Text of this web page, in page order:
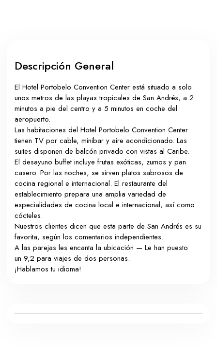
WhatsApp Llamar
Descripción General
El Hotel Portobelo Convention Center está situado a solo
unos metros de las playas tropicales de San Andrés, a 2
minutos a pie del centro y a 5 minutos en coche del
aeropuerto.
Las habitaciones del Hotel Portobelo Convention Center
tienen TV por cable, minibar y aire acondicionado. Las
suites disponen de balcón privado con vistas al Caribe.
El desayuno buffet incluye frutas exóticas, zumos y pan
casero. Por las noches, se sirven platos sabrosos de
cocina regional e internacional. El restaurante del
establecimiento prepara una amplia variedad de
especialidades de cocina local e internacional, así como
cócteles.
Nuestros clientes dicen que esta parte de San Andrés es su
favorita, según los comentarios independientes.
A las parejas les encanta la ubicación — Le han puesto
un 9,2 para viajes de dos personas.
¡Hablamos tu idioma!